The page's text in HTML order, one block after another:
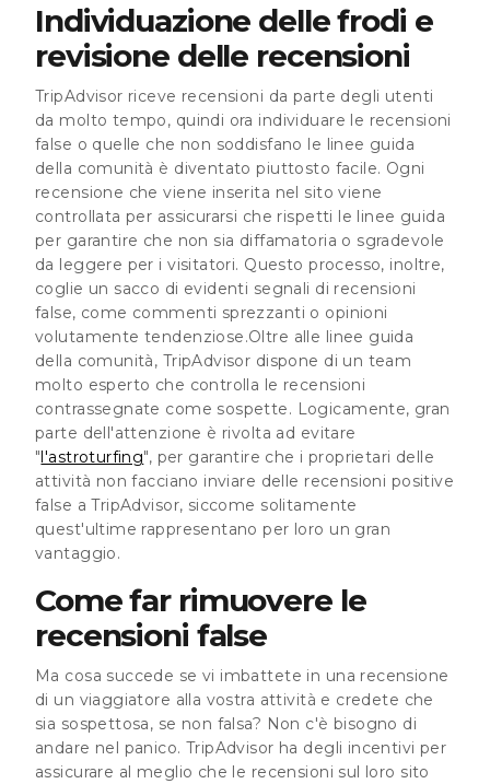
Individuazione delle frodi e
revisione delle recensioni
TripAdvisor riceve recensioni da parte degli utenti
da molto tempo, quindi ora individuare le recensioni
false o quelle che non soddisfano le linee guida
della comunità è diventato piuttosto facile. Ogni
recensione che viene inserita nel sito viene
controllata per assicurarsi che rispetti le linee guida
per garantire che non sia diffamatoria o sgradevole
da leggere per i visitatori. Questo processo, inoltre,
coglie un sacco di evidenti segnali di recensioni
false, come commenti sprezzanti o opinioni
volutamente tendenziose.Oltre alle linee guida
della comunità, TripAdvisor dispone di un team
molto esperto che controlla le recensioni
contrassegnate come sospette. Logicamente, gran
parte dell'attenzione è rivolta ad evitare
"l'astroturfing", per garantire che i proprietari delle
attività non facciano inviare delle recensioni positive
false a TripAdvisor, siccome solitamente
quest'ultime rappresentano per loro un gran
vantaggio.
Come far rimuovere le
recensioni false
Ma cosa succede se vi imbattete in una recensione
di un viaggiatore alla vostra attività e credete che
sia sospettosa, se non falsa? Non c'è bisogno di
andare nel panico. TripAdvisor ha degli incentivi per
assicurare al meglio che le recensioni sul loro sito